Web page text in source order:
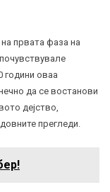
првата фаза на
години оваа
да се востанови
дејство,
прегледи.